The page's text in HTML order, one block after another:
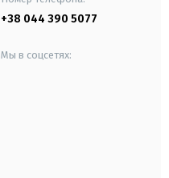
+38 044 390 5077
Мы в соцсетях: